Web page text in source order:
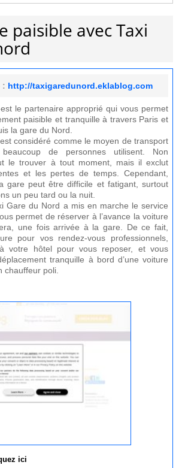
paisible avec Taxi
: http://taxigaredunord.eklablog.com
le partenaire approprié qui vous permet
paisible et tranquille à travers Paris et
la gare du Nord.
considéré comme le moyen de transport
de personnes utilisent. Non
le trouver à tout moment, mais il exclut
et les pertes de temps. Cependant,
gare peut être difficile et fatigant, surtout
un peu tard ou la nuit.
Gare du Nord a mis en marche le service
permet de réserver à l’avance la voiture
une fois arrivée à la gare. De ce fait,
pour vos rendez-vous professionnels,
votre hôtel pour vous reposer, et vous
tranquille à bord d’une voiture
chauffeur poli.
ici